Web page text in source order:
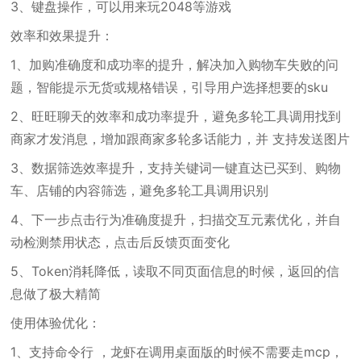
3、键盘操作，可以用来玩2048等游戏
效率和效果提升：
1、加购准确度和成功率的提升，解决加入购物车失败的问
题，智能提示无货或规格错误，引导用户选择想要的sku
2、旺旺聊天的效率和成功率提升，避免多轮工具调用找到
商家才发消息，增加跟商家多轮多话能力，并 支持发送图片
3、数据筛选效率提升，支持关键词一键直达已买到、购物
车、店铺的内容筛选，避免多轮工具调用识别
4、下一步点击行为准确度提升，扫描交互元素优化，并自
动检测禁用状态，点击后反馈页面变化
5、Token消耗降低，读取不同页面信息的时候，返回的信
息做了极大精简
使用体验优化：
1、支持命令行 ，龙虾在调用桌面版的时候不需要走mcp，